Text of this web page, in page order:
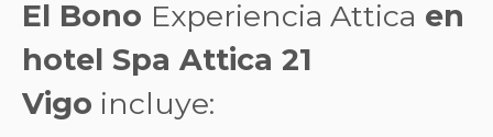
El Bono Experiencia Attica en
hotel Spa Attica 21
Vigo incluye: